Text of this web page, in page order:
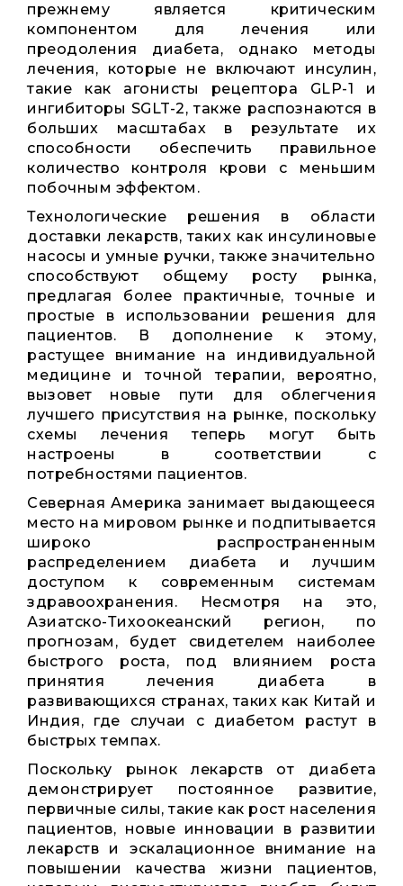
прежнему является критическим
компонентом для лечения или
преодоления диабета, однако методы
лечения, которые не включают инсулин,
такие как агонисты рецептора GLP-1 и
ингибиторы SGLT-2, также распознаются в
больших масштабах в результате их
способности обеспечить правильное
количество контроля крови с меньшим
побочным эффектом.
Технологические решения в области
доставки лекарств, таких как инсулиновые
насосы и умные ручки, также значительно
способствуют общему росту рынка,
предлагая более практичные, точные и
простые в использовании решения для
пациентов. В дополнение к этому,
растущее внимание на индивидуальной
медицине и точной терапии, вероятно,
вызовет новые пути для облегчения
лучшего присутствия на рынке, поскольку
схемы лечения теперь могут быть
настроены в соответствии с
потребностями пациентов.
Северная Америка занимает выдающееся
место на мировом рынке и подпитывается
широко распространенным
распределением диабета и лучшим
доступом к современным системам
здравоохранения. Несмотря на это,
Азиатско-Тихоокеанский регион, по
прогнозам, будет свидетелем наиболее
быстрого роста, под влиянием роста
принятия лечения диабета в
развивающихся странах, таких как Китай и
Индия, где случаи с диабетом растут в
быстрых темпах.
Поскольку рынок лекарств от диабета
демонстрирует постоянное развитие,
первичные силы, такие как рост населения
пациентов, новые инновации в развитии
лекарств и эскалационное внимание на
повышении качества жизни пациентов,